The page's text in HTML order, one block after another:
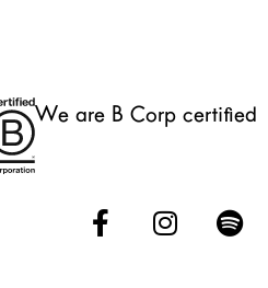
We are B Corp certified